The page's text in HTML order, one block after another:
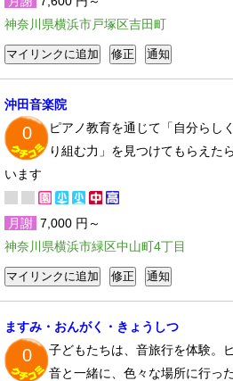
神奈川県横浜市戸塚区吉田町
沖田音楽院
0
ピアノ教育を通じて「自分らし
り組む力」を見つけてもらえた
います
月謝 7,000 円～
神奈川県横浜市緑区中山町4丁目
ますみ・おんがく・きょうしつ
0
子どもたちは、音旅行を体験。
音と一緒に、色々な場所に行っ